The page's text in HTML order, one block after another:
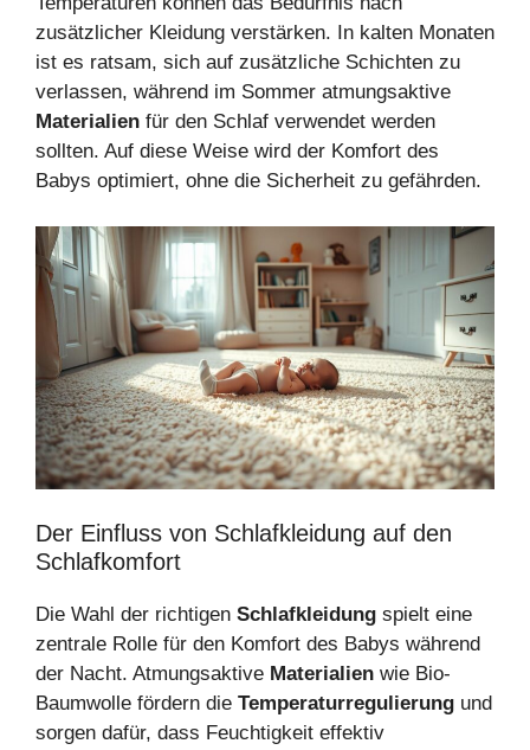
zusätzlicher Kleidung verstärken. In kalten Monaten
ist es ratsam, sich auf zusätzliche Schichten zu
verlassen, während im Sommer atmungsaktive
Materialien für den Schlaf verwendet werden
sollten. Auf diese Weise wird der Komfort des
Babys optimiert, ohne die Sicherheit zu gefährden.
Der Einfluss von Schlafkleidung auf den
Schlafkomfort
Die Wahl der richtigen Schlafkleidung spielt eine
zentrale Rolle für den Komfort des Babys während
der Nacht. Atmungsaktive Materialien wie Bio-
Baumwolle fördern die Temperaturregulierung und
sorgen dafür, dass Feuchtigkeit effektiv